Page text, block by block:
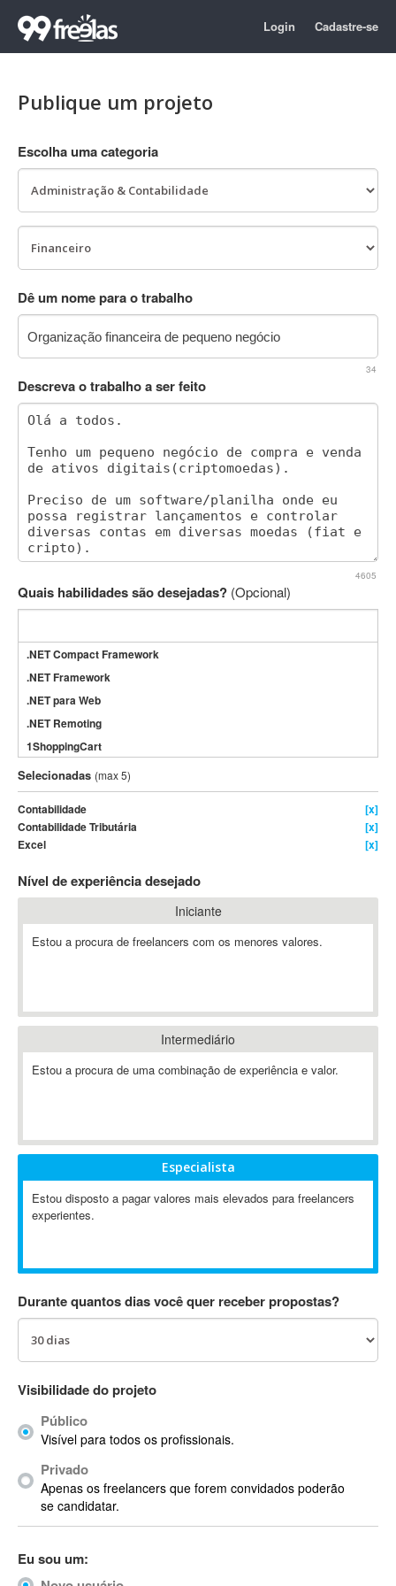
Login Cadastre-se
Publique um projeto
Escolha uma categoria
Dê um nome para o trabalho
34
Descreva o trabalho a ser feito
4605
Quais habilidades são desejadas? (Opcional)
.NET Compact Framework
.NET Framework
.NET para Web
.NET Remoting
1ShoppingCart
3DS Max
3GSM
4D Dimension
802.11
A-GPS
ABBYY FineReader
AbleCommerce
Ableton Push
Abstract Window Toolkit (AWT)
Absynth
ACARS
AccountMate
ACDSee
ACID Pro
ACPI
Acrobat
Acrobat X
Acronis
Actian
Actimize
ActionScript
Active Directory
Selecionadas (max 5)
Contabilidade
[x]
Contabilidade Tributária
[x]
Excel
[x]
Nível de experiência desejado
Iniciante
Estou a procura de freelancers com os menores valores.
Intermediário
Estou a procura de uma combinação de experiência e valor.
Especialista
Estou disposto a pagar valores mais elevados para freelancers
experientes.
Durante quantos dias você quer receber propostas?
Visibilidade do projeto
Público
Visível para todos os profissionais.
Privado
Apenas os freelancers que forem convidados poderão
se candidatar.
Eu sou um: